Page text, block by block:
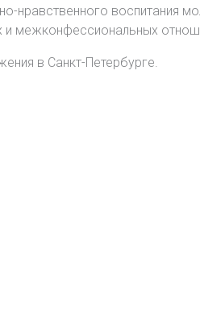
нравственного воспитания
межконфессиональных
в Санкт-Петербурге.